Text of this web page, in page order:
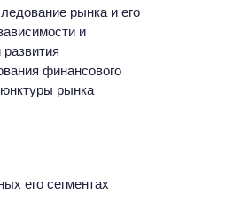
рынка и его
и
финансового
рынка
его сегментах